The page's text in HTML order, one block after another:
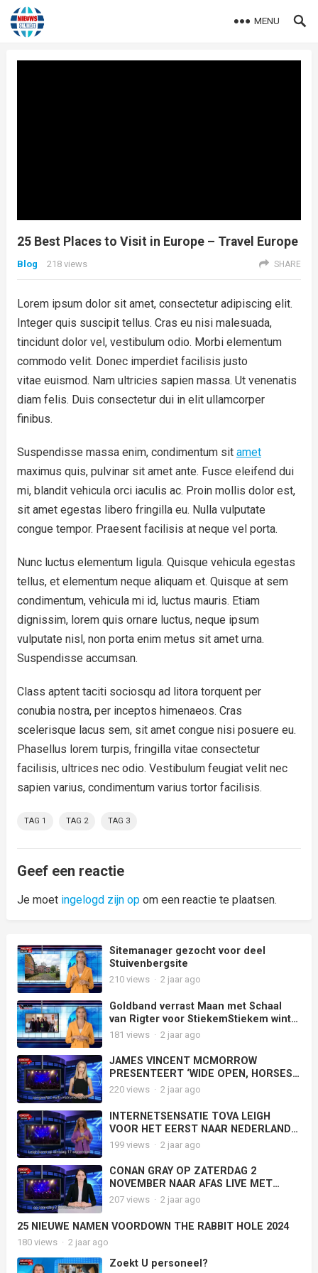
MENU
25 Best Places to Visit in Europe – Travel Europe
Blog 218views SHARE
Lorem ipsum dolor sit amet, consectetur adipiscing elit.
Integer quis suscipit tellus. Cras eu nisi malesuada,
tincidunt dolor vel, vestibulum odio. Morbi elementum
commodo velit. Donec imperdiet facilisis justo
vitae euismod. Nam ultricies sapien massa. Ut venenatis
diam felis. Duis consectetur dui in elit ullamcorper
finibus.
Suspendisse massa enim, condimentum sit amet
maximus quis, pulvinar sit amet ante. Fusce eleifend dui
mi, blandit vehicula orci iaculis ac. Proin mollis dolor est,
sit amet egestas libero fringilla eu. Nulla vulputate
congue tempor. Praesent facilisis at neque vel porta.
Nunc luctus elementum ligula. Quisque vehicula egestas
tellus, et elementum neque aliquam et. Quisque at sem
condimentum, vehicula mi id, luctus mauris. Etiam
dignissim, lorem quis ornare luctus, neque ipsum
vulputate nisl, non porta enim metus sit amet urna.
Suspendisse accumsan.
Class aptent taciti sociosqu ad litora torquent per
conubia nostra, per inceptos himenaeos. Cras
scelerisque lacus sem, sit amet congue nisi posuere eu.
Phasellus lorem turpis, fringilla vitae consectetur
facilisis, ultrices nec odio. Vestibulum feugiat velit nec
sapien varius, condimentum varius tortor facilisis.
TAG 1 TAG 2 TAG 3
Geef een reactie
Je moet ingelogd zijn opom een reactie te plaatsen.
Sitemanager gezocht voor deel
Stuivenbergsite
210views · 2 jaar ago
Goldband verrast Maan met Schaal
van Rigter voor StiekemStiekem wint
hiermee de eerste 3FM Award van
Nederlandse track
181 views · 2 jaar ago
JAMES VINCENT MCMORROW
PRESENTEERT ‘WIDE OPEN, HORSES’
OP 19 JUNI IN CARRÉ AMSTERDAM
220views · 2 jaar ago
INTERNETSENSATIE TOVA LEIGH
VOOR HET EERST NAAR NEDERLAND
VOOR COMEDYSHOW
199views · 2 jaar ago
CONAN GRAY OP ZATERDAG 2
NOVEMBER NAAR AFAS LIVE MET
‘FOUND HEAVEN ON TOUR’
207views · 2 jaar ago
25 NIEUWE NAMEN VOORDOWN THE RABBIT HOLE 2024
180views · 2 jaar ago
Zoekt U personeel?